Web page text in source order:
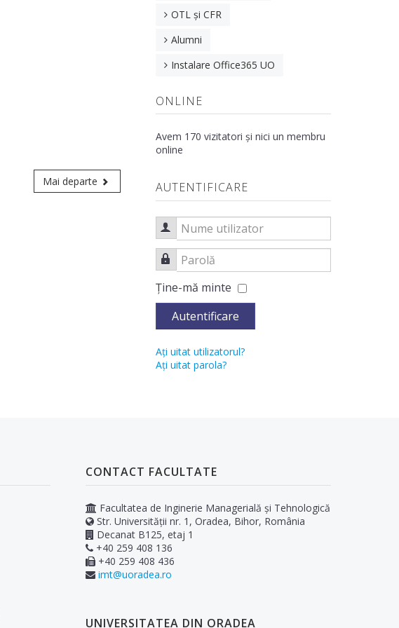
Mai departe
OTL și CFR
Alumni
Instalare Office365 UO
ONLINE
Avem 170 vizitatori și nici un membru
online
AUTENTIFICARE
Nume utilizator
Parolă
Ţine-mă minte
Autentificare
Aţi uitat utilizatorul?
Aţi uitat parola?
CONTACT FACULTATE
Facultatea de Inginerie Managerială și Tehnologică
Str. Universității nr. 1, Oradea, Bihor, România
Decanat B125, etaj 1
+40 259 408 136
+40 259 408 436
imt@uoradea.ro
UNIVERSITATEA DIN ORADEA